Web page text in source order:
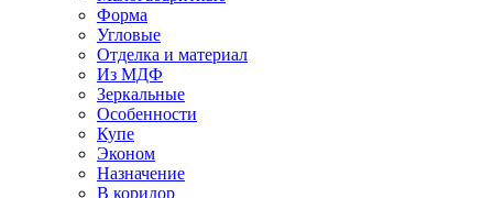
Форма
Угловые
Отделка и материал
Из МДФ
Зеркальные
Особенности
Купе
Эконом
Назначение
В коридор